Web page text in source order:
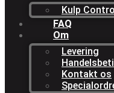
Kulp
FAQ
Om
Levering
Kontakt os